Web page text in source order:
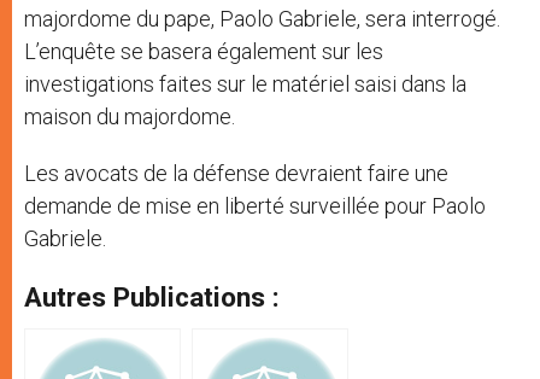
majordome du pape, Paolo Gabriele, sera interrogé.
L’enquête se basera également sur les
investigations faites sur le matériel saisi dans la
maison du majordome.
Les avocats de la défense devraient faire une
demande de mise en liberté surveillée pour Paolo
Gabriele.
Autres Publications :